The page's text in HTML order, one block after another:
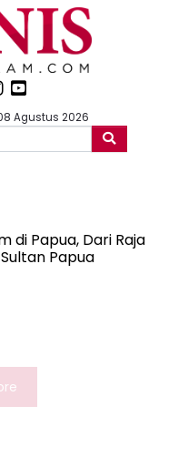
Agustus 2026
di Papua, Dari Raja
Papua